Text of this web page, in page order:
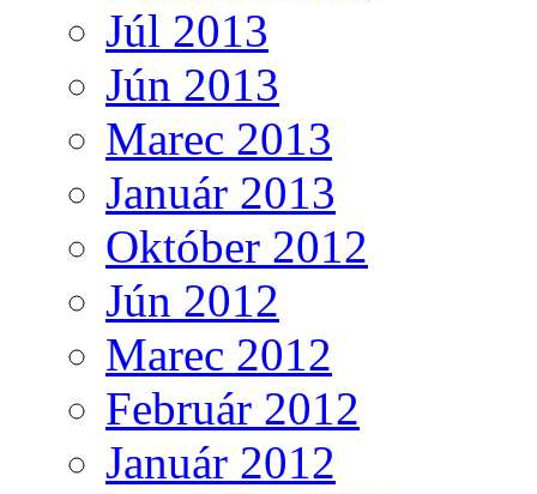
Júl 2013
Jún 2013
Marec 2013
Január 2013
Október 2012
Jún 2012
Marec 2012
Február 2012
Január 2012